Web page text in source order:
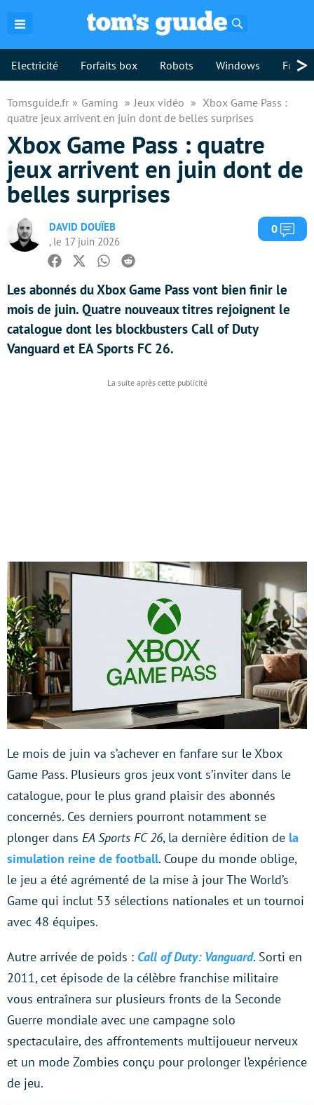
Electricité Forfaits box Robots Windows >
Tomsguide.fr Gaming Jeux vidéo
Xbox Game Pass :
quatre jeux arrivent en juin dont de belles surprises
Xbox Game Pass : quatre
jeux arrivent en juin dont de
belles surprises
DAVID DOUÏEB
, le 17 juin 2026
0
Facebook
TwitterWhatsapp
Reddit
Les abonnés du Xbox Game Pass vont bien finir le
mois de juin. Quatre nouveaux titres rejoignent le
catalogue dont les blockbusters Call of Duty
Vanguard et EA Sports FC 26.
Le mois de juin va s’achever en fanfare sur le Xbox
Game Pass. Plusieurs gros jeux vont s’inviter dans le
catalogue, pour le plus grand plaisir des abonnés
concernés. Ces derniers pourront notamment se
plonger dans EA Sports FC 26, la dernière édition de la
simulation reine de football. Coupe du monde oblige,
le jeu a été agrémenté de la mise à jour The World’s
Game qui inclut 53 sélections nationales et un tournoi
avec 48 équipes.
Autre arrivée de poids : Call of Duty: Vanguard. Sorti en
2011, cet épisode de la célèbre franchise militaire
vous entraînera sur plusieurs fronts de la Seconde
Guerre mondiale avec une campagne solo
spectaculaire, des affrontements multijoueur nerveux
et un mode Zombies conçu pour prolonger l’expérience
de jeu.